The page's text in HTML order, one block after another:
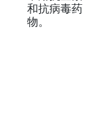
和抗病毒药
物。